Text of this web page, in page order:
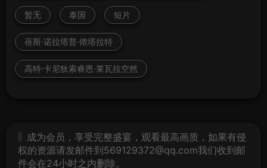
暂无 泰国 短片
蓓斯·诺拉塔普·侬塔拉特
高特·卡尼狄索睿恩·莱瓦拉空然
成为会员，享受完整盛宴，观看最高画质，如果有侵
权的资源请发邮件到569129372@qq.com我们收到邮
件会在24小时之内删除。